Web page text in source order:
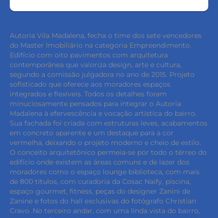
Autoria Vila Madalena, fecha o time dos sete vencedores
do Master Imobiliário na categoria Empreendimento.
Edifício com oito pavimentos com arquitetura
contemporânea que valoriza design, arte e cultura,
segundo a comissão julgadora no ano de 2015. Projeto
sofisticado que oferece aos moradores espaços
integrados e flexíveis. Todos os detalhes foram
minuciosamente pensados para integrar o Autoria
Madalena à efervescência e vocação artística do bairro.
Sua fachada foi criada com estruturas leves, acabamentos
em concreto aparente e um destaque para a cor
vermelha, deixando o projeto moderno e cheio de estilo.
O conceito arquitetônico permeia-se por todo o térreo do
edifício onde existem as áreas comuns e de lazer dos
moradores como o espaço lounge biblioteca, com mais
de 800 títulos, com curadoria da Cosac Naify, piscina,
espaço gourmet, fitness, peças do designer Zanini de
Zanine e fotos do hall exclusivas do fotógrafo Christian
Cravo. No terceiro andar, com uma linda vista do bairro,